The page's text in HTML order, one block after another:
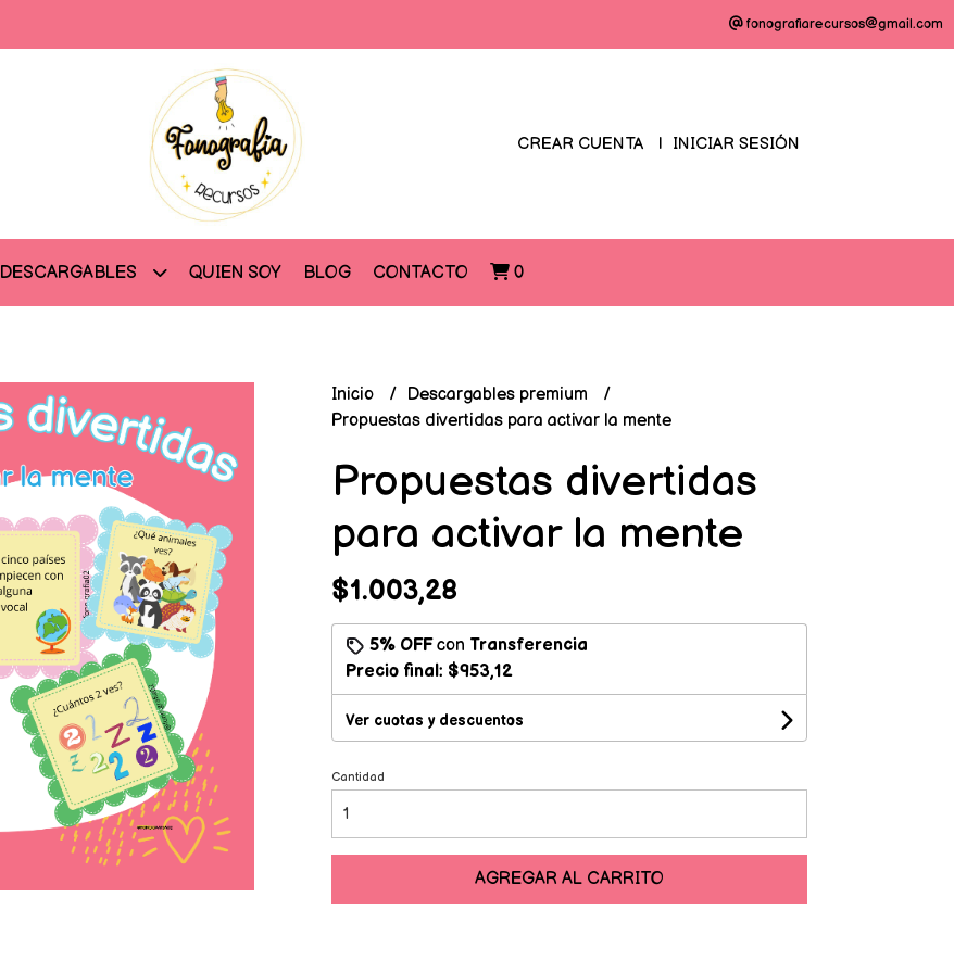
fonografiarecursos@gmail.com
CREAR CUENTA INICIAR SESIÓN
DESCARGABLES QUIEN SOY BLOG CONTACTO 0
Inicio
Descargables premium
Propuestas divertidas para activar la mente
Propuestas divertidas
para activar la mente
$1.003,28
5% OFFcon Transferencia
Precio final: $953,12
Ver cuotas y descuentos
Cantidad
AGREGAR AL CARRITO